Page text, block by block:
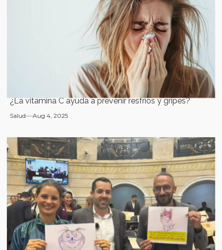
¿La vitamina C ayuda a prevenir resfríos y gripes?
Salud Aug 4, 2025